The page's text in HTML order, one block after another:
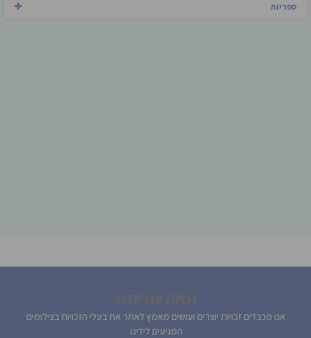
ספריות
אנו מכבדים זכויות יוצרים ועושים מאמץ לאתר את בעלי הזכויות בצילומים
המגיעים לידינו.